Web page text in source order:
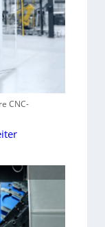
CNC-